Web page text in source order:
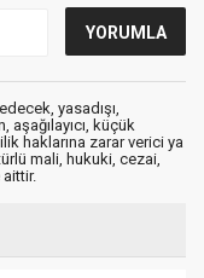
yasadışı,
küçük
haklarına zarar verici ya
mali, hukuki, cezai,